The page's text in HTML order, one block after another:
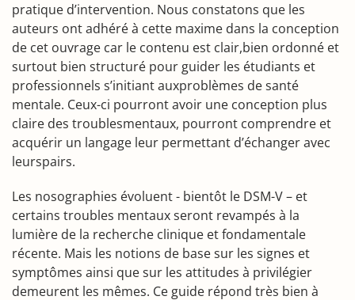
pratique d’intervention. Nous constatons que les
auteurs ont adhéré à cette maxime dans la conception
de cet ouvrage car le contenu est clair,bien ordonné et
surtout bien structuré pour guider les étudiants et
professionnels s’initiant auxproblèmes de santé
mentale. Ceux-ci pourront avoir une conception plus
claire des troublesmentaux, pourront comprendre et
acquérir un langage leur permettant d’échanger avec
leurspairs.
Les nosographies évoluent - bientôt le DSM-V – et
certains troubles mentaux seront revampés à la
lumière de la recherche clinique et fondamentale
récente. Mais les notions de base sur les signes et
symptômes ainsi que sur les attitudes à privilégier
demeurent les mêmes. Ce guide répond très bien à